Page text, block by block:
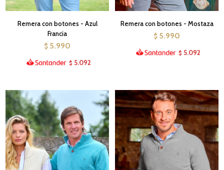
Remera con botones - Azul
Francia
$ 5.990
$ 5.092
Remera con botones - Mostaza
$ 5.990
$ 5.092